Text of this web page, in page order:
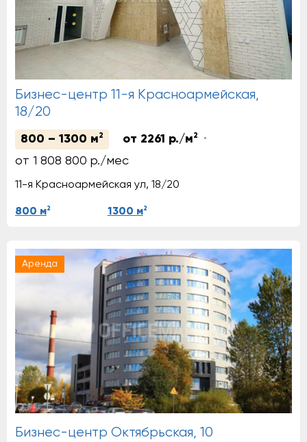
Бизнес-центр 11-я Красноармейская,
18/20
800 – 1300 м 2 от 2261 р./м 2
от 1 808 800 р./мес
11-я Красноармейская ул, 18/20
800 м2 1300 м2
Аренда
Бизнес-центр Октябрьская, 10